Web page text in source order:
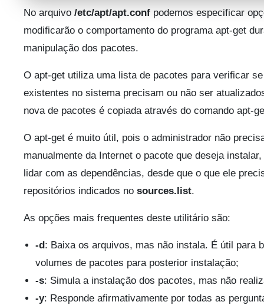
No arquivo /etc/apt/apt.conf podemos especificar
modificarão o comportamento do programa apt-get
manipulação dos pacotes.
O apt-get utiliza uma lista de pacotes para verificar
existentes no sistema precisam ou não ser
nova de pacotes é copiada através do comando apt-
O apt-get é muito útil, pois o administrador não
manualmente da Internet o pacote que deseja
lidar com as dependências, desde que o que ele
repositórios indicados no sources.list.
As opções mais frequentes deste utilitário são:
-d : Baixa os arquivos, mas não instala. É útil para
volumes de pacotes para posterior instalação;
-s: Simula a instalação dos pacotes, mas não
-y: Responde afirmativamente por todas as